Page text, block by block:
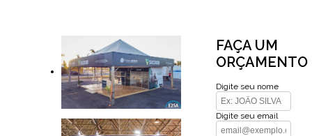
FAÇA UM
ORÇAMENTO
Digite seu nome
Digite seu email